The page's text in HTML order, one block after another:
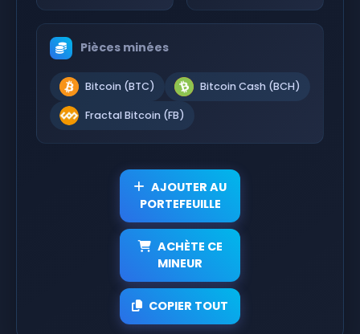
Pièces minées
Bitcoin (BTC) Bitcoin Cash (BCH)
Fractal Bitcoin (FB)
AJOUTER AU
PORTEFEUILLE
ACHÈTE CE
MINEUR
COPIER TOUT